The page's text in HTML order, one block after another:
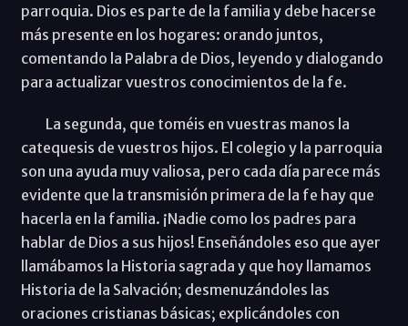
parroquia. Dios es parte de la familia y debe hacerse
más presente en los hogares: orando juntos,
comentando la Palabra de Dios, leyendo y dialogando
para actualizar vuestros conocimientos de la fe.
La segunda, que toméis en vuestras manos la
catequesis de vuestros hijos. El colegio y la parroquia
son una ayuda muy valiosa, pero cada día parece más
evidente que la transmisión primera de la fe hay que
hacerla en la familia. ¡Nadie como los padres para
hablar de Dios a sus hijos! Enseñándoles eso que ayer
llamábamos la Historia sagrada y que hoy llamamos
Historia de la Salvación; desmenuzándoles las
oraciones cristianas básicas; explicándoles con